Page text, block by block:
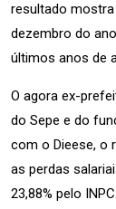
resultado
dezembro do
últimos anos de
O agora ex-
do Sepe e do
com o Dieese, o
as perdas
23,88% pelo